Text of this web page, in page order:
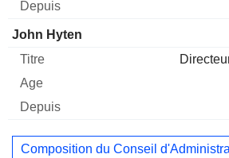
John Hyten
Composition du Conseil